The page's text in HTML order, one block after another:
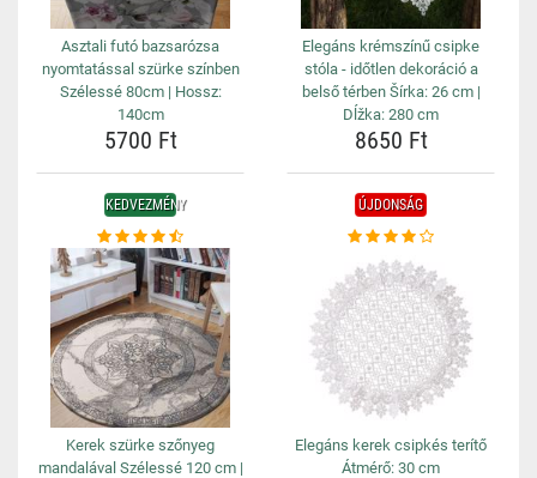
Asztali futó bazsarózsa
nyomtatással szürke színben
Szélessé 80cm | Hossz:
140cm
5700 Ft
Elegáns krémszínű csipke
stóla - időtlen dekoráció a
belső térben Šírka: 26 cm |
Dĺžka: 280 cm
8650 Ft
KEDVEZMÉNY
Kerek szürke szőnyeg
mandalával Szélessé 120 cm |
ÚJDONSÁG
Elegáns kerek csipkés terítő
Átmérő: 30 cm